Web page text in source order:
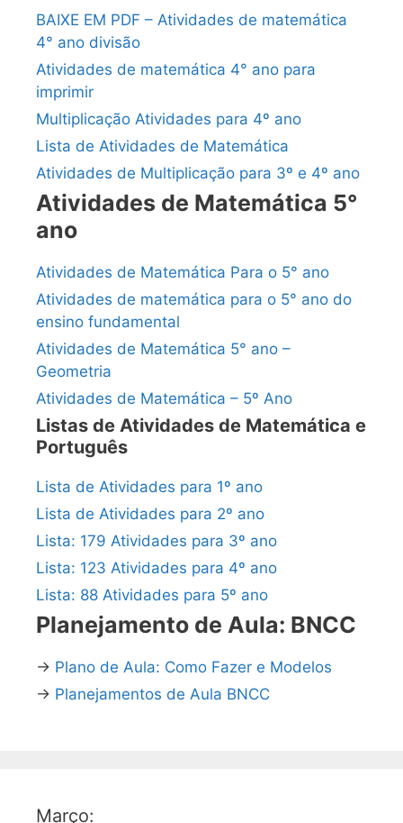
BAIXE EM PDF – Atividades de matemática
4° ano divisão
Atividades de matemática 4° ano para
imprimir
Multiplicação Atividades para 4º ano
Lista de Atividades de Matemática
Atividades de Multiplicação para 3º e 4º ano
Atividades de Matemática 5°
ano
Atividades de Matemática Para o 5° ano
Atividades de matemática para o 5° ano do
ensino fundamental
Atividades de Matemática 5° ano –
Geometria
Atividades de Matemática – 5º Ano
Listas de Atividades de Matemática e
Português
Lista de Atividades para 1º ano
Lista de Atividades para 2º ano
Lista: 179 Atividades para 3º ano
Lista: 123 Atividades para 4º ano
Lista: 88 Atividades para 5º ano
Planejamento de Aula: BNCC
→ Plano de Aula: Como Fazer e Modelos
→ Planejamentos de Aula BNCC
Março: